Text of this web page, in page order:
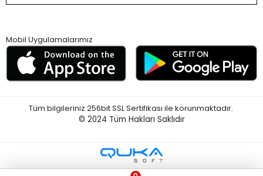
Mobil Uygulamalarımız
Tüm bilgileriniz 256bit SSL Sertifikası ile korunmaktadır.
© 2024 Tüm Hakları Saklıdır